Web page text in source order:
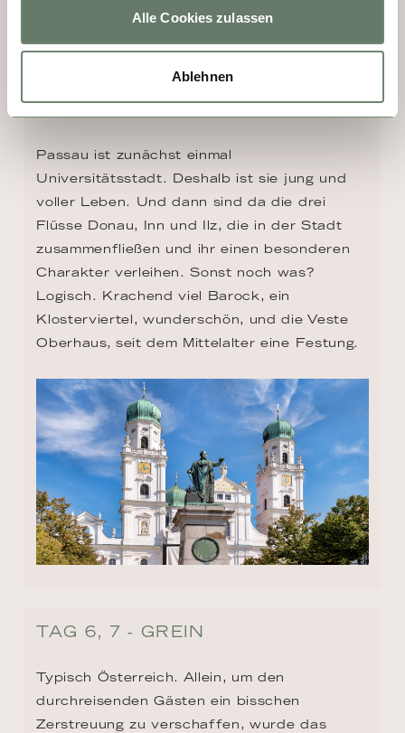
Alle Cookies zulassen
Ablehnen
TAG 5 - PASSAU
Passau ist zunächst einmal
Universitätsstadt. Deshalb ist sie jung und
voller Leben. Und dann sind da die drei
Flüsse Donau, Inn und Ilz, die in der Stadt
zusammenfließen und ihr einen besonderen
Charakter verleihen. Sonst noch was?
Logisch. Krachend viel Barock, ein
Klosterviertel, wunderschön, und die Veste
Oberhaus, seit dem Mittelalter eine Festung.
TAG 6, 7 - GREIN
Typisch Österreich. Allein, um den
durchreisenden Gästen ein bisschen
Zerstreuung zu verschaffen, wurde das